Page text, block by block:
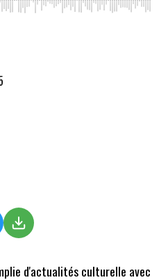
d'actualités culturelle avec